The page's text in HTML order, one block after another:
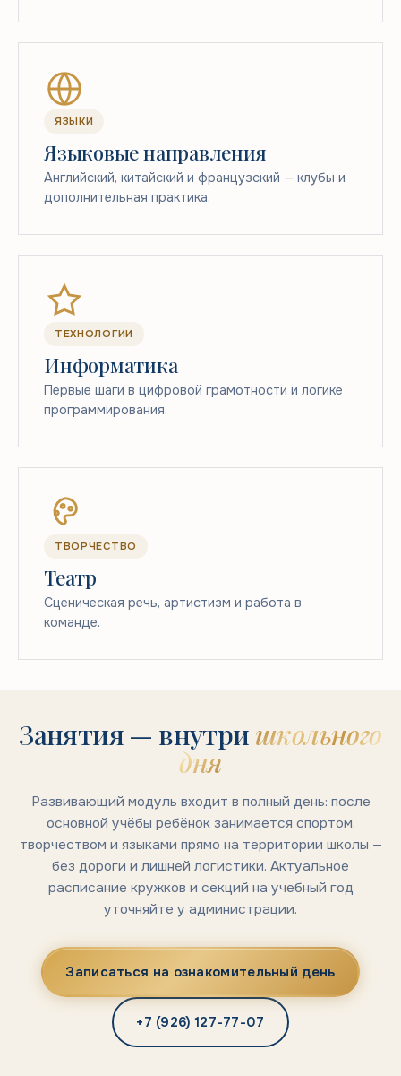
ЯЗЫКИ
Языковые направления
Английский, китайский и французский — клубы и
дополнительная практика.
ТЕХНОЛОГИИ
Информатика
Первые шаги в цифровой грамотности и логике
программирования.
ТВОРЧЕСТВО
Театр
Сценическая речь, артистизм и работа в
команде.
Занятия — внутри школьного
дня
Развивающий модуль входит в полный день: после
основной учёбы ребёнок занимается спортом,
творчеством и языками прямо на территории школы —
без дороги и лишней логистики. Актуальное
расписание кружков и секций на учебный год
уточняйте у администрации.
Записаться на ознакомительный день
+7 (926) 127-77-07